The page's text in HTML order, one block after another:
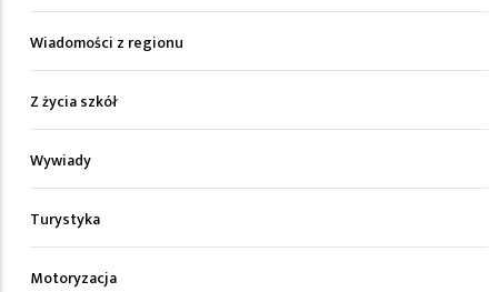
Wiadomości z regionu
Z życia szkół
Wywiady
Turystyka
Motoryzacja